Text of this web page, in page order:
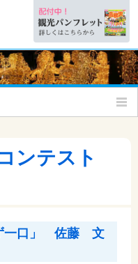
ンテスト
一口」 佐藤 文